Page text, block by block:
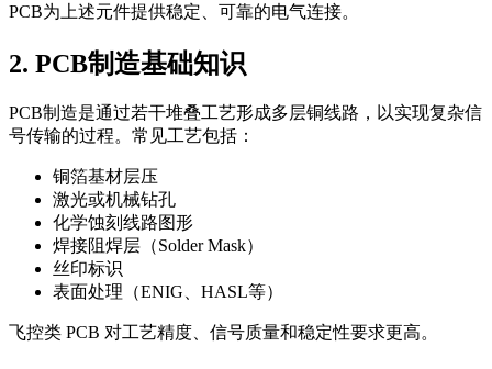
PCB为上述元件提供稳定、可靠的电气连接。
2. PCB制造基础知识
PCB制造是通过若干堆叠工艺形成多层铜线路，以实现复杂信
号传输的过程。常见工艺包括：
铜箔基材层压
激光或机械钻孔
化学蚀刻线路图形
焊接阻焊层（Solder Mask）
丝印标识
表面处理（ENIG、HASL等）
飞控类 PCB 对工艺精度、信号质量和稳定性要求更高。